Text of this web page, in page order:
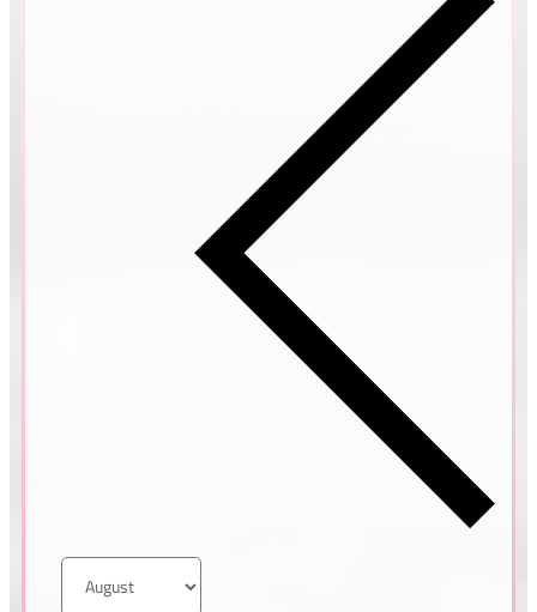
Tatiana & Pavel